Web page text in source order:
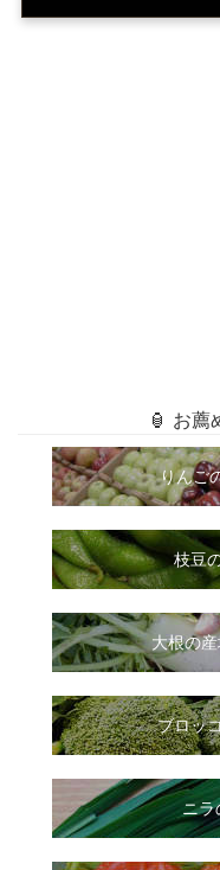
🏮 お薦
りんご
枝豆
大根の
ブロッ
ニラ